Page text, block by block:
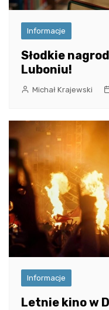
Informacje
Słodkie
Luboniu!
Michał Krajewski
Informacje
Letnie kino w